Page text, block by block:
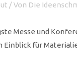
/ Von Die
Messe und
für